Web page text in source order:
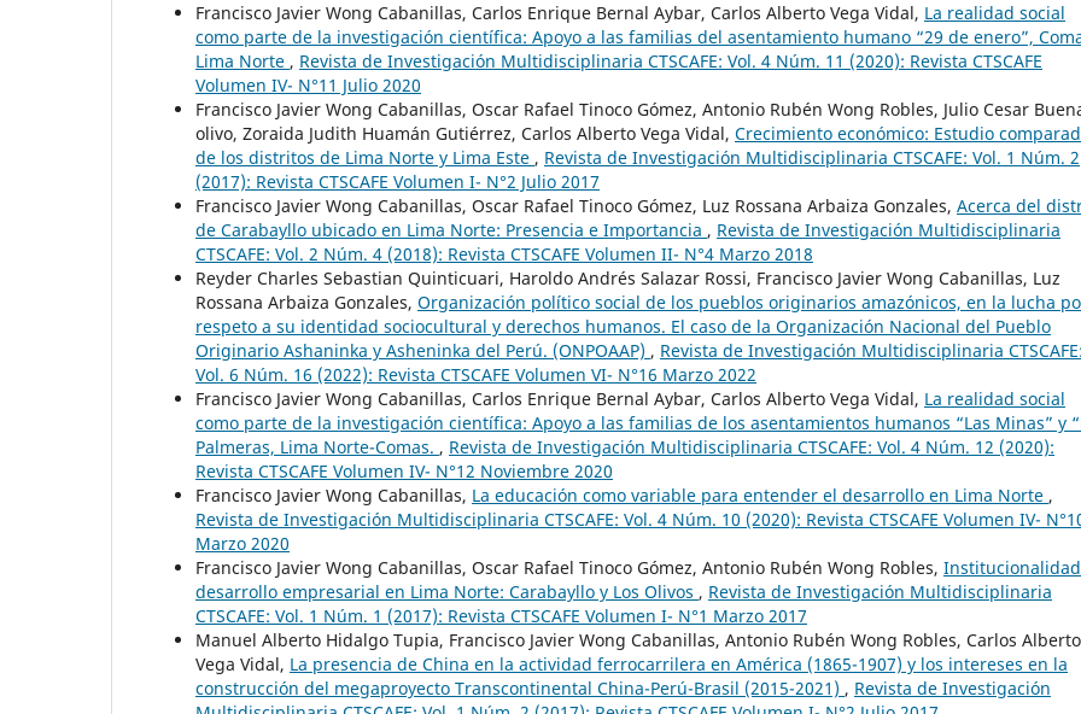
Francisco Javier Wong Cabanillas, Carlos Enrique Bernal Aybar, Carlos Alberto Vega Vidal, La realidad social
como parte de la investigación científica: Apoyo a las familias del asentamiento humano “29 de enero”,
Lima Norte , Revista de Investigación Multidisciplinaria CTSCAFE: Vol. 4 Núm. 11 (2020): Revista CTSCAFE
Volumen IV- N°11 Julio 2020
Francisco Javier Wong Cabanillas, Oscar Rafael Tinoco Gómez, Antonio Rubén Wong Robles, Julio Cesar
olivo, Zoraida Judith Huamán Gutiérrez, Carlos Alberto Vega Vidal, Crecimiento económico: Estudio
de los distritos de Lima Norte y Lima Este , Revista de Investigación Multidisciplinaria CTSCAFE: Vol. 1 Núm. 2
(2017): Revista CTSCAFE Volumen I- N°2 Julio 2017
Francisco Javier Wong Cabanillas, Oscar Rafael Tinoco Gómez, Luz Rossana Arbaiza Gonzales, Acerca del
de Carabayllo ubicado en Lima Norte: Presencia e Importancia , Revista de Investigación Multidisciplinaria
CTSCAFE: Vol. 2 Núm. 4 (2018): Revista CTSCAFE Volumen II- N°4 Marzo 2018
Reyder Charles Sebastian Quinticuari, Haroldo Andrés Salazar Rossi, Francisco Javier Wong Cabanillas, Luz
Rossana Arbaiza Gonzales, Organización político social de los pueblos originarios amazónicos, en la lucha
respeto a su identidad sociocultural y derechos humanos. El caso de la Organización Nacional del Pueblo
Originario Ashaninka y Asheninka del Perú. (ONPOAAP) , Revista de Investigación Multidisciplinaria CTSCAFE:
Vol. 6 Núm. 16 (2022): Revista CTSCAFE Volumen VI- N°16 Marzo 2022
Francisco Javier Wong Cabanillas, Carlos Enrique Bernal Aybar, Carlos Alberto Vega Vidal, La realidad social
como parte de la investigación científica: Apoyo a las familias de los asentamientos humanos “Las Minas” y
Palmeras, Lima Norte-Comas. , Revista de Investigación Multidisciplinaria CTSCAFE: Vol. 4 Núm. 12 (2020):
Revista CTSCAFE Volumen IV- N°12 Noviembre 2020
Francisco Javier Wong Cabanillas, La educación como variable para entender el desarrollo en Lima Norte ,
Revista de Investigación Multidisciplinaria CTSCAFE: Vol. 4 Núm. 10 (2020): Revista CTSCAFE Volumen IV-
Marzo 2020
Francisco Javier Wong Cabanillas, Oscar Rafael Tinoco Gómez, Antonio Rubén Wong Robles,
desarrollo empresarial en Lima Norte: Carabayllo y Los Olivos , Revista de Investigación Multidisciplinaria
CTSCAFE: Vol. 1 Núm. 1 (2017): Revista CTSCAFE Volumen I- N°1 Marzo 2017
Manuel Alberto Hidalgo Tupia, Francisco Javier Wong Cabanillas, Antonio Rubén Wong Robles, Carlos Alberto
Vega Vidal, La presencia de China en la actividad ferrocarrilera en América (1865-1907) y los intereses en la
construcción del megaproyecto Transcontinental China-Perú-Brasil (2015-2021) , Revista de Investigación